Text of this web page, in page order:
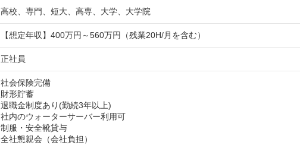
高校、専門、短大、高専、大学、大学院
【想定年収】400万円～560万円（残業20H/月を含む）
正社員
社会保険完備
財形貯蓄
退職金制度あり(勤続3年以上)
社内のウォーターサーバー利用可
制服・安全靴貸与
全社懇親会（会社負担）